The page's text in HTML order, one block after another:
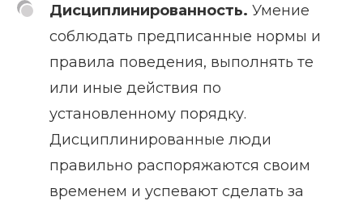
Дисциплинированность. Умение
соблюдать предписанные нормы и
правила поведения, выполнять те
или иные действия по
установленному порядку.
Дисциплинированные люди
правильно распоряжаются своим
временем и успевают сделать за